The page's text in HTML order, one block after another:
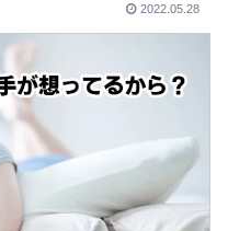
2022.05.28